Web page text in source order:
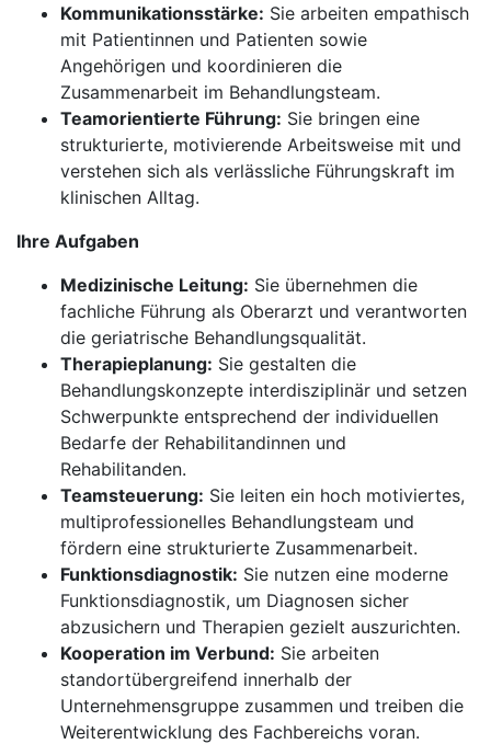
Kommunikationsstärke: Sie arbeiten empathisch
mit Patientinnen und Patienten sowie
Angehörigen und koordinieren die
Zusammenarbeit im Behandlungsteam.
Teamorientierte Führung: Sie bringen eine
strukturierte, motivierende Arbeitsweise mit und
verstehen sich als verlässliche Führungskraft im
klinischen Alltag.
Ihre Aufgaben
Medizinische Leitung: Sie übernehmen die
fachliche Führung als Oberarzt und verantworten
die geriatrische Behandlungsqualität.
Therapieplanung: Sie gestalten die
Behandlungskonzepte interdisziplinär und setzen
Schwerpunkte entsprechend der individuellen
Bedarfe der Rehabilitandinnen und
Rehabilitanden.
Teamsteuerung: Sie leiten ein hoch motiviertes,
multiprofessionelles Behandlungsteam und
fördern eine strukturierte Zusammenarbeit.
Funktionsdiagnostik: Sie nutzen eine moderne
Funktionsdiagnostik, um Diagnosen sicher
abzusichern und Therapien gezielt auszurichten.
Kooperation im Verbund: Sie arbeiten
standortübergreifend innerhalb der
Unternehmensgruppe zusammen und treiben die
Weiterentwicklung des Fachbereichs voran.